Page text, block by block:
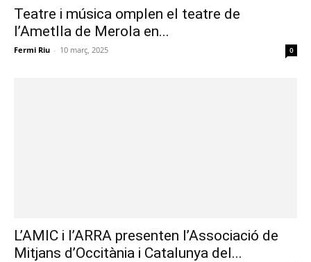
Teatre i música omplen el teatre de
l’Ametlla de Merola en...
Fermi Riu - 10 març, 2025 0
L’AMIC i l’ARRA presenten l’Associació de
Mitjans d’Occitània i Catalunya del...